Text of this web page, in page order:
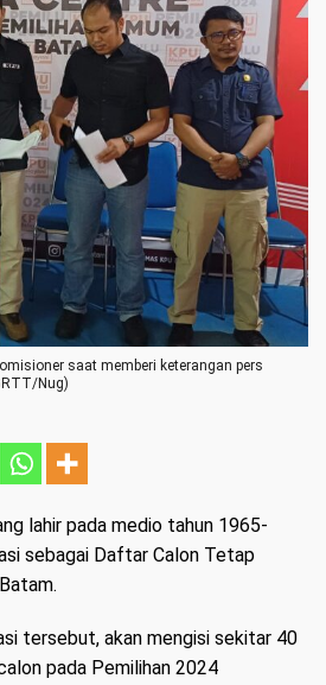
saat memberi keterangan pers
Nug)
lahir pada medio tahun 1965-
sebagai Daftar Calon Tetap
tersebut, akan mengisi sekitar 40
pada Pemilihan 2024